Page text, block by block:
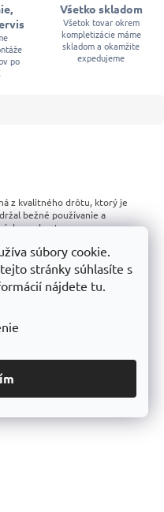
súbory cookie.
stránky súhlasíte s
nájdete tu.
po
Všetko skladom
Všetok tovar okrem
kompletizácie máme
skladom a okamžite
expedujeme
z kvalitného drôtu, ktorý je
bežné používanie a
predmetov.
bielej farbeRAL 9003, ktorá
dlhú životnosť, ale chráni aj
s r.o.,www.feroplast.cz